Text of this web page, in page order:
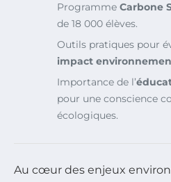
Programme Carbone
de 18 000 élèves.
Outils pratiques pour
impact
Importance de l’
pour une conscience
écologiques.
Au cœur des enjeux